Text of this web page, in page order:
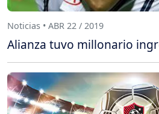
Noticias • ABR 22 / 2019
Alianza tuvo millonario